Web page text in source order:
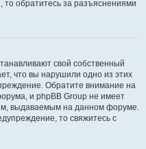
обратитесь за разъяснениями
свой собственный
что вы нарушили одно из этих
Обратите внимание на
и phpBB Group не имеет
выдаваемым на данном форуме.
то свяжитесь с